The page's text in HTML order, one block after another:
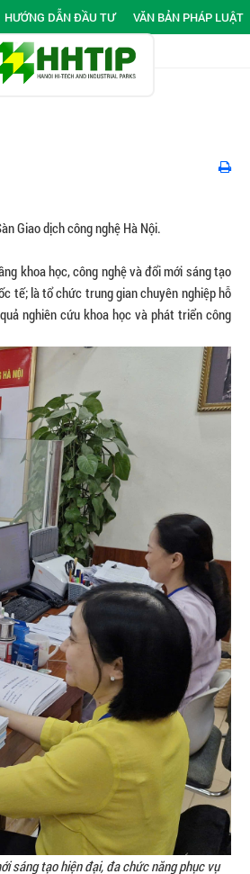
HƯỚNG DẪN ĐẦU TƯ VĂN BẢN PHÁP LUẬT
Giao dịch công nghệ Hà Nội.
khoa học, công nghệ và đổi mới sáng tạo
tế; là tổ chức trung gian chuyên nghiệp hỗ
nghiên cứu khoa học và phát triển công
sáng tạo hiện đại, đa chức năng phục vụ